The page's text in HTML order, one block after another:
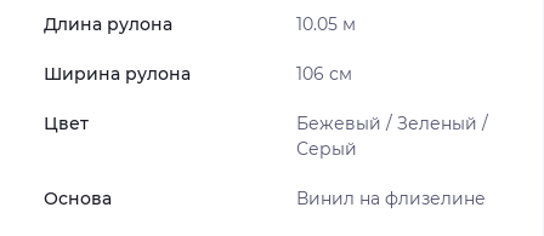
Длина рулона 10.05 м
Ширина рулона 106 см
Цвет
Бежевый / Зеленый /
Серый
Основа Винил на флизелине